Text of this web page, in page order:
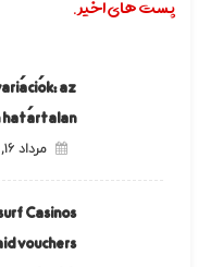
پست های اخیر.
az
határtalan
مرداد ۱۶, ۱۴۰۵
Casinos
vouchers